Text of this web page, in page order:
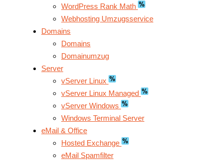
WordPress Rank Math
Webhosting Umzugsservice
Domains
Domains
Domainumzug
Server
vServer Linux
vServer Linux Managed
vServer Windows
Windows Terminal Server
eMail & Office
Hosted Exchange
eMail Spamfilter